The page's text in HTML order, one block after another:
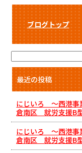
ブログトップ
最近の投稿
にじいろ ～西港
倉南区 就労支援B
にじいろ ～西港
倉南区 就労支援B